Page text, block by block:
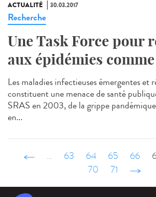
ACTUALITÉ 30.03.2017
Recherche
Une Task Force pour
aux épidémies
Les maladies infectieuses émergentes et
constituent une menace de santé
SRAS en 2003, de la grippe
en...
‹ précédent
… 63 64 65 66
70
71 suivant ›